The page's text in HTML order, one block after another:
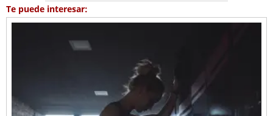
Te puede interesar: